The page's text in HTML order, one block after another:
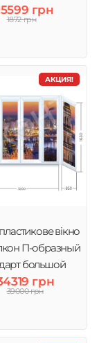
грн
1872 грн
АКЦИЯ!
вікно
П-образный
большой
грн
39000 грн